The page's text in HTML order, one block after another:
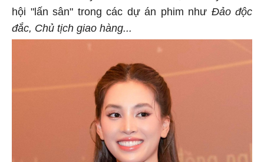
hội "lấn sân" trong các dự án phim như Đảo độc
đắc, Chủ tịch giao hàng...